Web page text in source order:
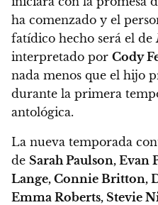
ha comenzado y el
fatídico hecho será el de
interpretado por Cody
nada menos que el hijo
durante la primera
antológica.
La nueva temporada
de Sarah Paulson, Evan
Lange, Connie Britton,
Emma Roberts, Stevie